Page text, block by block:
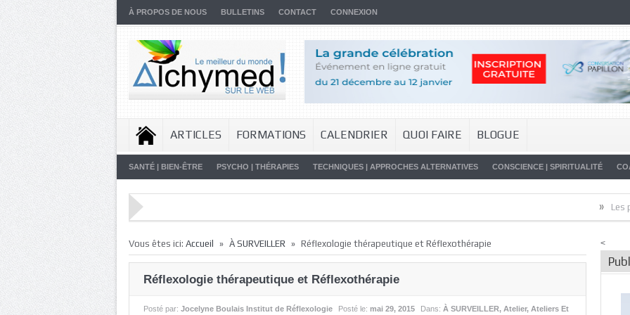
À PROPOS DE NOUS BULLETINS CONTACT CONNEXION
ARTICLES FORMATIONS CALENDRIER QUOI FAIRE BLOGUE
SANTÉ | BIEN-ÊTRE PSYCHO | THÉRAPIES TECHNIQUES | APPROCHES ALTERNATIVES CONSCIENCE | SPIRITUALITÉ
Les
Vous êtes ici: Accueil » À SURVEILLER » Réflexologie thérapeutique et Réflexothérapie
Réflexologie thérapeutique et Réflexothérapie
Posté par: Jocelyne Boulais Institut de Réflexologie Posté le: mai 29, 2015 Dans: À SURVEILLER, Atelier, Ateliers Et
<